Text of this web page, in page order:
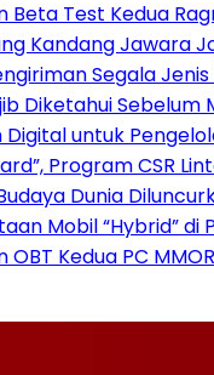
Test Kedua
Kandang Jawara
Segala
Diketahui Sebelum
untuk
Program CSR
Dunia
Mobil “Hybrid”
Kedua PC